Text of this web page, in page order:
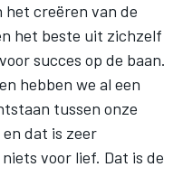
het creëren van de
het beste uit zichzelf
succes op de baan.
hebben we al een
tussen onze
dat is zeer
voor lief. Dat is de